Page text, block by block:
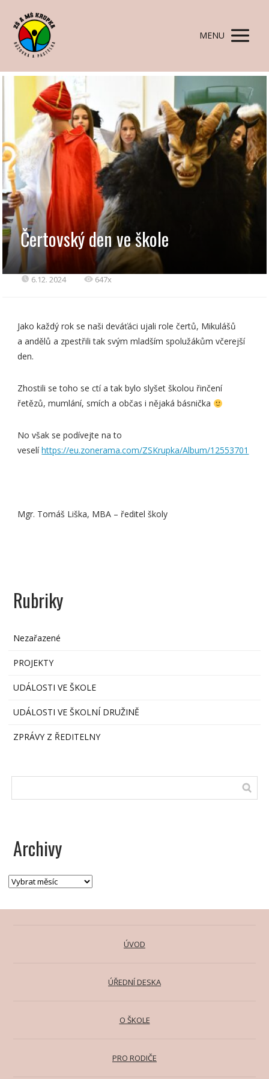
MENU
Čertovský den ve škole
6.12. 2024 647x
Jako každý rok se naši deváťáci ujali role čertů, Mikulášů
a andělů a zpestřili tak svým mladším spolužákům včerejší
den.
Zhostili se toho se ctí a tak bylo slyšet školou řinčení
řetězů, mumlání, smích a občas i nějaká básnička
No však se podívejte na to
veselíhttps://eu.zonerama.com/ZSKrupka/Album/12553701
Mgr. Tomáš Liška, MBA – ředitel školy
Rubriky
Nezařazené
PROJEKTY
UDÁLOSTI VE ŠKOLE
UDÁLOSTI VE ŠKOLNÍ DRUŽINĚ
ZPRÁVY Z ŘEDITELNY
Archivy
ÚVOD
ÚŘEDNÍ DESKA
O ŠKOLE
PRO RODIČE